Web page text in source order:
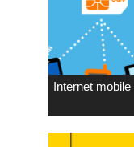
Internet mobile